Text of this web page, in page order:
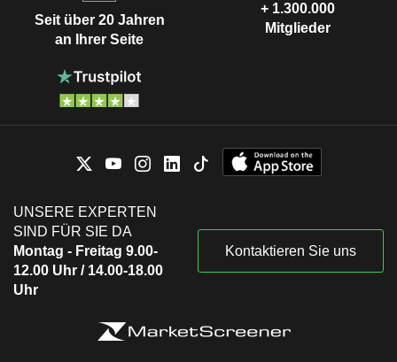
Seit über 20 Jahren
an Ihrer Seite
+ 1.300.000
Mitglieder
UNSERE EXPERTEN
SIND FÜR SIE DA
Montag - Freitag 9.00-
12.00 Uhr / 14.00-18.00
Uhr
Kontaktieren Sie uns